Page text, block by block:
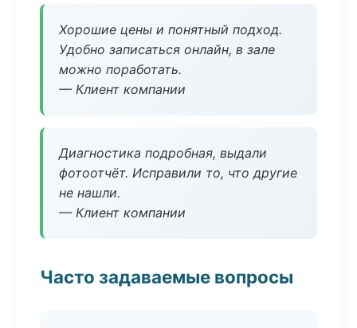
Хорошие цены и понятный подход.
Удобно записаться онлайн, в зале
можно поработать.
— Клиент компании
Диагностика подробная, выдали
фотоотчёт. Исправили то, что другие
не нашли.
— Клиент компании
Часто задаваемые вопросы